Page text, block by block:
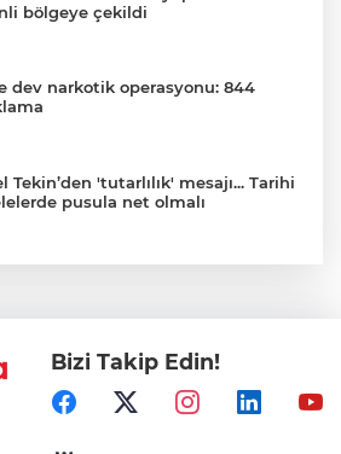
bölgeye çekildi
dev narkotik operasyonu: 844
Tekin’den 'tutarlılık' mesajı... Tarihi
pusula net olmalı
Alaçam'a yeni yaşam alanı
Bizi Takip Edin!